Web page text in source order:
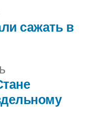
запись:
сажать в